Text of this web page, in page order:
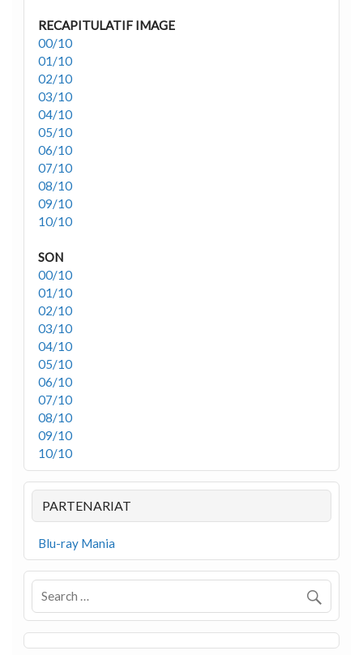
RECAPITULATIF IMAGE
00/10
01/10
02/10
03/10
04/10
05/10
06/10
07/10
08/10
09/10
10/10
SON
00/10
01/10
02/10
03/10
04/10
05/10
06/10
07/10
08/10
09/10
10/10
PARTENARIAT
Blu-ray Mania